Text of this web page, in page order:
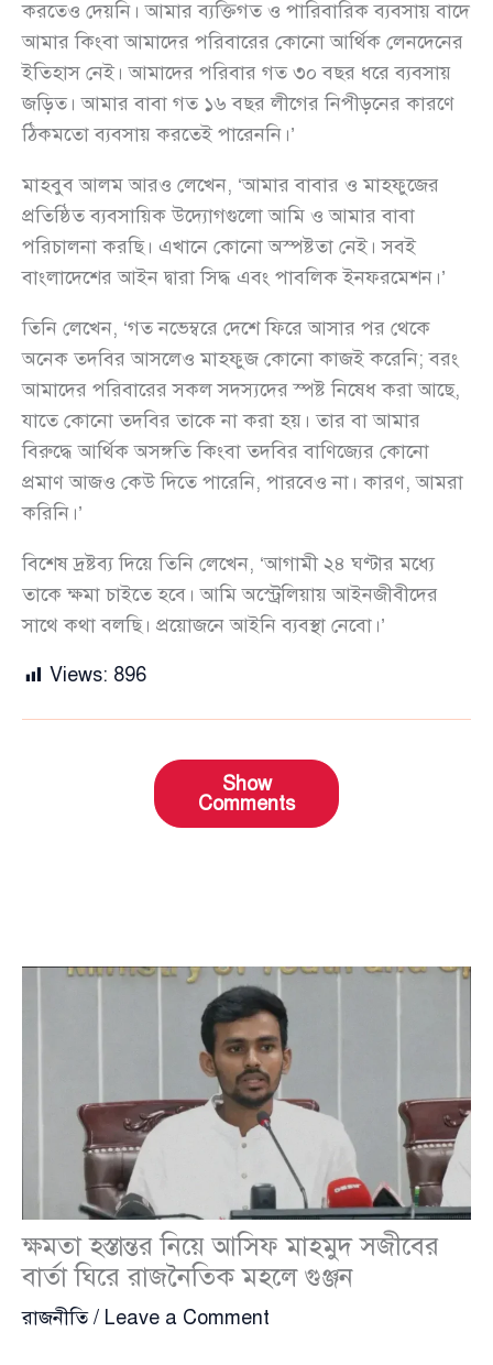
করতেও দেয়নি। আমার ব্যক্তিগত ও পারিবারিক ব্যবসায় বাদে
আমার কিংবা আমাদের পরিবারের কোনো আর্থিক লেনদেনের
ইতিহাস নেই। আমাদের পরিবার গত ৩০ বছর ধরে ব্যবসায়
জড়িত। আমার বাবা গত ১৬ বছর লীগের নিপীড়নের কারণে
ঠিকমতো ব্যবসায় করতেই পারেননি।’
মাহবুব আলম আরও লেখেন, ‘আমার বাবার ও মাহফুজের
প্রতিষ্ঠিত ব্যবসায়িক উদ্যোগগুলো আমি ও আমার বাবা
পরিচালনা করছি। এখানে কোনো অস্পষ্টতা নেই। সবই
বাংলাদেশের আইন দ্বারা সিদ্ধ এবং পাবলিক ইনফরমেশন।’
তিনি লেখেন, ‘গত নভেম্বরে দেশে ফিরে আসার পর থেকে
অনেক তদবির আসলেও মাহফুজ কোনো কাজই করেনি; বরং
আমাদের পরিবারের সকল সদস্যদের স্পষ্ট নিষেধ করা আছে,
যাতে কোনো তদবির তাকে না করা হয়। তার বা আমার
বিরুদ্ধে আর্থিক অসঙ্গতি কিংবা তদবির বাণিজ্যের কোনো
প্রমাণ আজও কেউ দিতে পারেনি, পারবেও না। কারণ, আমরা
করিনি।’
বিশেষ দ্রষ্টব্য দিয়ে তিনি লেখেন, ‘আগামী ২৪ ঘণ্টার মধ্যে
তাকে ক্ষমা চাইতে হবে। আমি অস্ট্রেলিয়ায় আইনজীবীদের
সাথে কথা বলছি। প্রয়োজনে আইনি ব্যবস্থা নেবো।’
Views: 896
Show
Comments
ক্ষমতা হস্তান্তর নিয়ে আসিফ মাহমুদ সজীবের
বার্তা ঘিরে রাজনৈতিক মহলে গুঞ্জন
রাজনীতি/ Leave a Comment